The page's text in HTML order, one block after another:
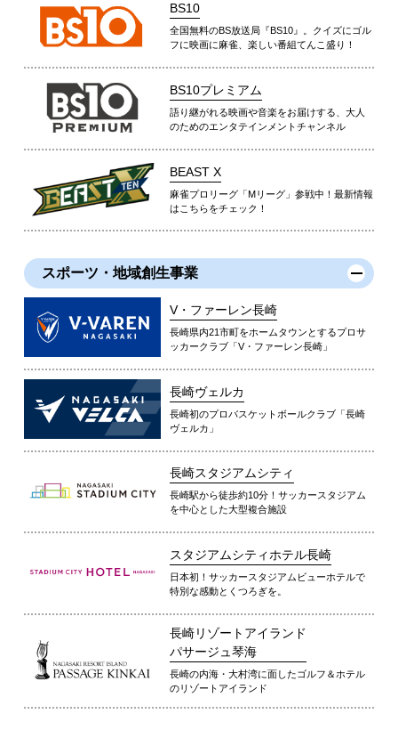
BS10
全国無料のBS放送局『BS10』。クイズにゴル
フに映画に麻雀、楽しい番組てんこ盛り！
BS10プレミアム
語り継がれる映画や音楽をお届けする、大人
のためのエンタテインメントチャンネル
BEAST X
麻雀プロリーグ「Mリーグ」参戦中！最新情報
はこちらをチェック！
スポーツ・地域創生事業
V・ファーレン長崎
長崎県内21市町をホームタウンとするプロサ
ッカークラブ「V・ファーレン長崎」
長崎ヴェルカ
長崎初のプロバスケットボールクラブ「長崎
ヴェルカ」
長崎スタジアムシティ
長崎駅から徒歩約10分！サッカースタジアム
を中心とした大型複合施設
スタジアムシティホテル長崎
日本初！サッカースタジアムビューホテルで
特別な感動とくつろぎを。
長崎リゾートアイランド
パサージュ琴海
長崎の内海・大村湾に面したゴルフ＆ホテル
のリゾートアイランド